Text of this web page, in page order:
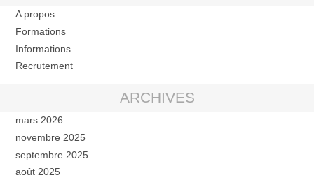
A propos
Formations
Informations
Recrutement
ARCHIVES
mars 2026
novembre 2025
septembre 2025
août 2025